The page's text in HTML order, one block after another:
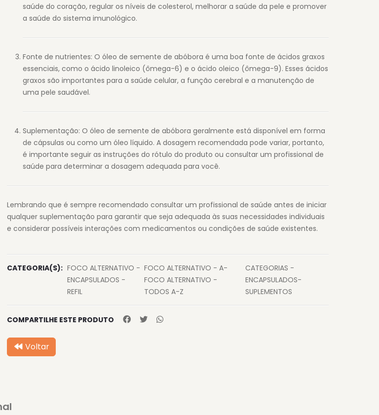
saúde do coração, regular os níveis de colesterol, melhorar a saúde da pele e promover
a saúde do sistema imunológico.
Fonte de nutrientes: O óleo de semente de abóbora é uma boa fonte de ácidos graxos
essenciais, como o ácido linoleico (ômega-6) e o ácido oleico (ômega-9). Esses ácidos
graxos são importantes para a saúde celular, a função cerebral e a manutenção de
uma pele saudável.
Suplementação: O óleo de semente de abóbora geralmente está disponível em forma
de cápsulas ou como um óleo líquido. A dosagem recomendada pode variar, portanto,
é importante seguir as instruções do rótulo do produto ou consultar um profissional de
saúde para determinar a dosagem adequada para você.
Lembrando que é sempre recomendado consultar um profissional de saúde antes de iniciar
qualquer suplementação para garantir que seja adequada às suas necessidades individuais
e considerar possíveis interações com medicamentos ou condições de saúde existentes.
CATEGORIA(S): FOCO ALTERNATIVO -
ENCAPSULADOS -
REFIL
FOCO ALTERNATIVO - A-
FOCO ALTERNATIVO -
TODOS A-Z
CATEGORIAS -
ENCAPSULADOS-
SUPLEMENTOS
COMPARTILHE ESTE PRODUTO
Voltar